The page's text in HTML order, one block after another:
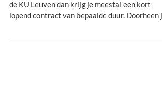
Werk je als wetenschappelijk medewerker aan
de KU Leuven dan krijg je meestal een kort